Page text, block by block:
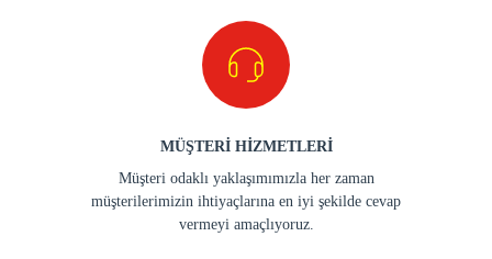
MÜŞTERİ HİZMETLERİ
Müşteri odaklı yaklaşımımızla her zaman
müşterilerimizin ihtiyaçlarına en iyi şekilde cevap
vermeyi amaçlıyoruz.